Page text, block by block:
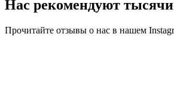
Нас рекомендуют
Прочитайте отзывы о нас в нашем